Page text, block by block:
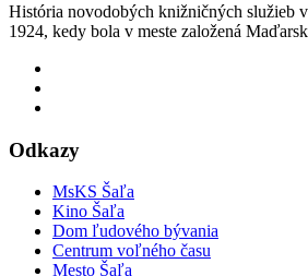
História novodobých knižničných služieb
1924, kedy bola v meste založená
Odkazy
MsKS Šaľa
Kino Šaľa
Dom ľudového bývania
Centrum voľného času
Mesto Šaľa